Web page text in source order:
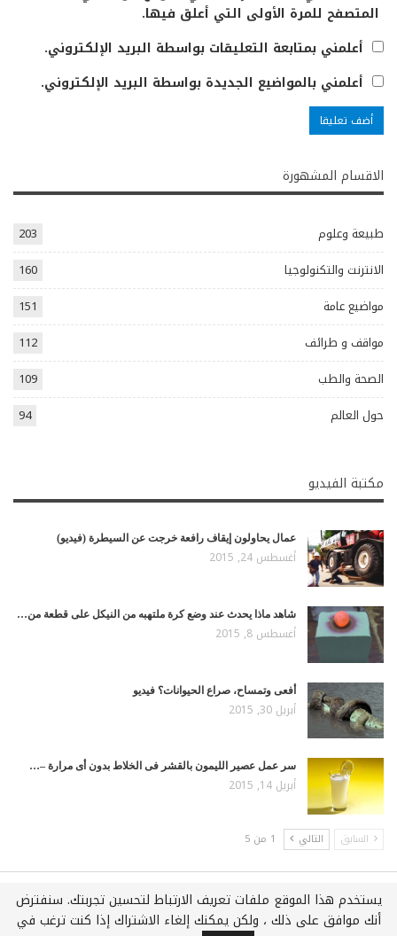
المتصفح للمرة الأولى التي أعلق فيها.
أعلمني بمتابعة التعليقات بواسطة البريد الإلكتروني.
أعلمني بالمواضيع الجديدة بواسطة البريد الإلكتروني.
الاقسام المشهورة
طبيعة وعلوم
203
الانترنت والتكنولوجيا
160
مواضيع عامة
151
مواقف و طرائف
112
الصحة والطب
109
حول العالم
94
مكتبة الفيديو
عمال يحاولون إيقاف رافعة خرجت عن السيطرة (فيديو)
أغسطس 24, 2015
شاهد ماذا يحدث عند وضع كرة ملتهبه من النيكل على قطعة من…
أغسطس 8, 2015
أفعى وتمساح، صراع الحيوانات؟ فيديو
أبريل 30, 2015
سر عمل عصير الليمون بالقشر فى الخلاط بدون أى مرارة –…
أبريل 14, 2015
السابق التالي 1 من 5
جميع الحقوق محفوظة لـويكي عربي © 2021
يستخدم هذا الموقع ملفات تعريف الارتباط لتحسين تجربتك. سنفترض
أنك موافق على ذلك ، ولكن يمكنك إلغاء الاشتراك إذا كنت ترغب في